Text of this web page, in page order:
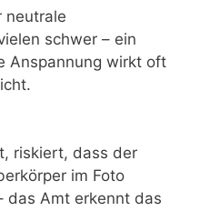
neutrale
schwer – ein
Anspannung wirkt oft
riskiert, dass der
im Foto
das Amt erkennt das